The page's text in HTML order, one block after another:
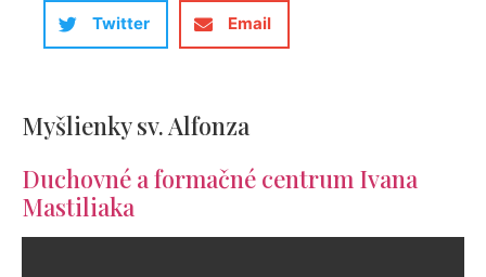
Twitter Email
Myšlienky sv. Alfonza
Duchovné a formačné centrum Ivana
Mastiliaka